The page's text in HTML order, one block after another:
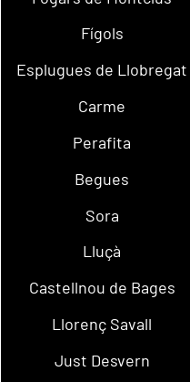
Fígols
Esplugues de Llobregat
Carme
Perafita
Begues
Sora
Lluçà
Castellnou de Bages
Llorenç Savall
Just Desvern